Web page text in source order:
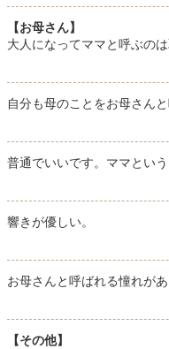
【お母さん】
大人になってママと呼ぶの
自分も母のことをお母さんと
普通でいいです。ママとい
響きが優しい。
お母さんと呼ばれる憧れがあ
【その他】